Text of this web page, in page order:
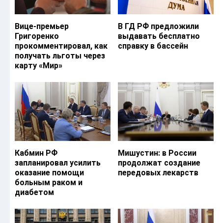
Вице-премьер
Григоренко
прокомментировал, как
получать льготы через
карту «Мир»
В ГД РФ предложили
выдавать бесплатно
справку в бассейн
Кабмин РФ
запланировал усилить
оказание помощи
больным раком и
диабетом
Мишустин: в России
продолжат создание
передовых лекарств